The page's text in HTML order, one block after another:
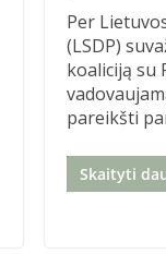
Per
(LSDP)
koaliciją su
pareikšti
Skaityti